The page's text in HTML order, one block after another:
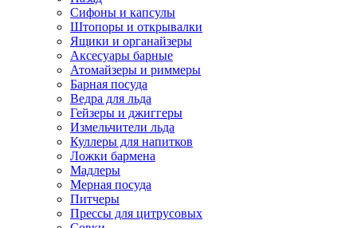
Сифоны и капсулы
Штопоры и открывалки
Ящики и органайзеры
Аксесуары барные
Атомайзеры и риммеры
Барная посуда
Ведра для льда
Гейзеры и джиггеры
Измельчители льда
Куллеры для напитков
Ложки бармена
Мадлеры
Мерная посуда
Питчеры
Прессы для цитрусовых